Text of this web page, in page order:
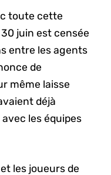
toute cette
juin est censée
entre les agents
de
même laisse
déjà
les équipes
les joueurs de